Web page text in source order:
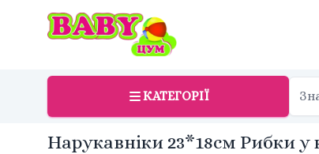
КАТЕГОРІЇ
Нарукавніки 23*18см Рибки у